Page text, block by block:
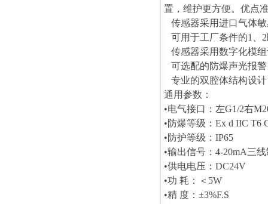
置，维护更方便。优点
传感器采用进口气体
可用于工厂条件的1、
传感器采用数字化模
可选配的防爆声光报
专业的双腔体结构设
通用参数：
•电气接口：左G1/2右
•防爆等级：Ex d IIC T6
•防护等级：IP65
•输出信号：4-20mA三
•供电电压：DC24V
•功 耗：＜5W
•精 度：±3%F.S